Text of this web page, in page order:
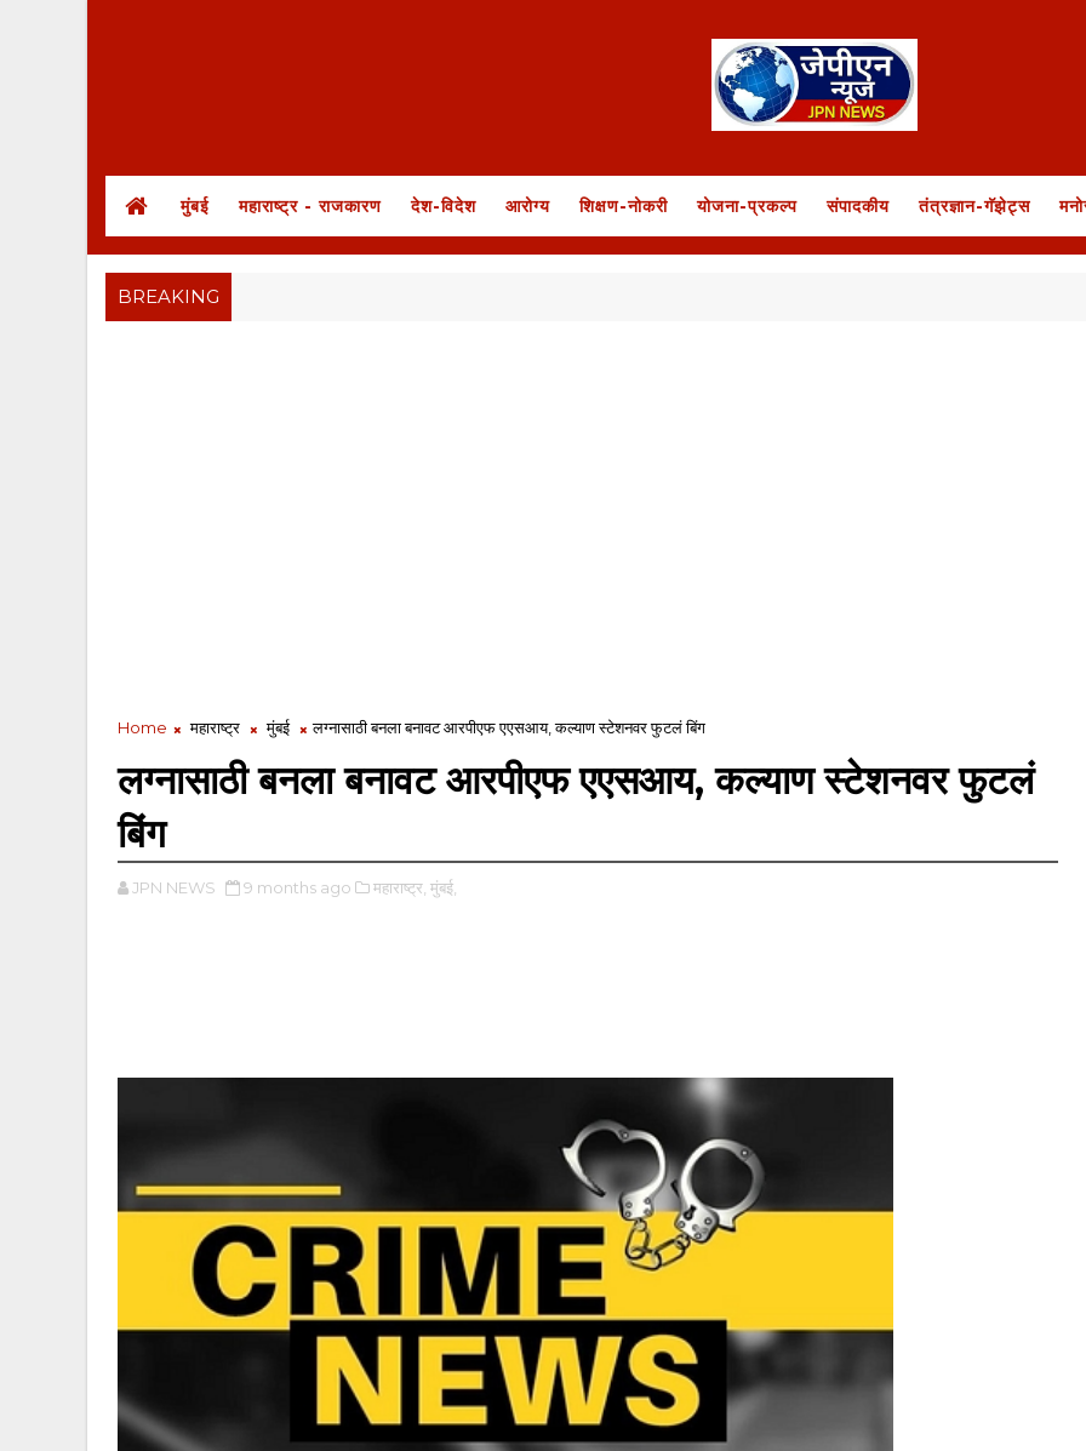
मुंबई महाराष्ट्र - राजकारण देश-विदेश आरोग्य शिक्षण-नोकरी योजना-प्रकल्प संपादकीय तंत्रज्ञान-गॅझेट्स
BREAKING
Home महाराष्ट्र मुंबई लग्नासाठी बनला बनावट आरपीएफ एएसआय, कल्याण स्टेशनवर फुटलं बिंग
लग्नासाठी बनला बनावट आरपीएफ एएसआय, कल्याण स्टेशनवर फुटलं
बिंग
JPN NEWS 9 months ago महाराष्ट्र, मुंबई,